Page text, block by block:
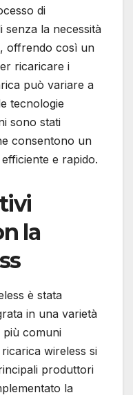
di
senza la necessità
offrendo così un
ricaricare i
può variare a
tecnologie
sono stati
consentono un
e rapido.
la
è stata
in una varietà
più comuni
wireless si
produttori
la